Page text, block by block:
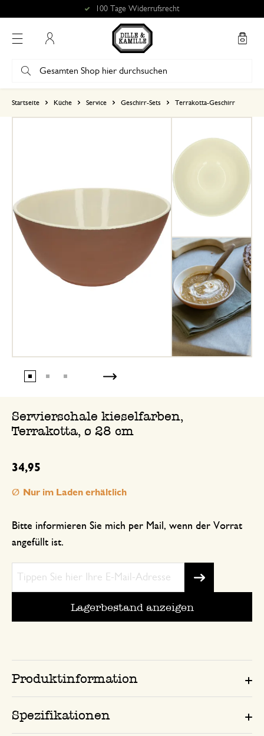
100 Tage Widerrufsrecht
Startseite Küche Service Geschirr-Sets Terrakotta-Geschirr
Servierschale kieselfarben,
Terrakotta, ø 28 cm
34,95
Bitte informieren Sie mich per Mail, wenn der Vorrat
angefüllt ist.
Lagerbestand anzeigen
Nur im Laden erhältlich
Produktinformation
Spezifikationen